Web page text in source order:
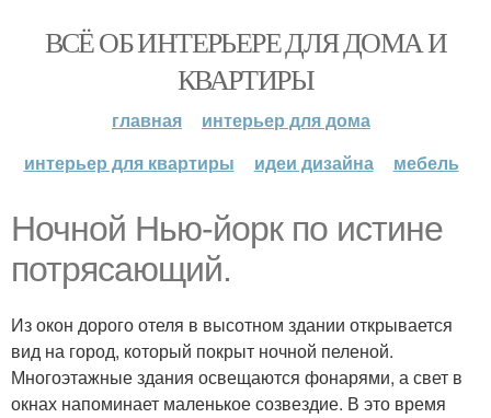
ВСЁ ОБ ИНТЕРЬЕРЕ ДЛЯ ДОМА И
КВАРТИРЫ
главная
интерьер для дома
интерьер для квартиры
идеи дизайна мебель
Ночной Нью-йорк по истине
потрясающий.
Из окон дорого отеля в высотном здании открывается
вид на город, который покрыт ночной пеленой.
Многоэтажные здания освещаются фонарями, а свет в
окнах напоминает маленькое созвездие. В это время